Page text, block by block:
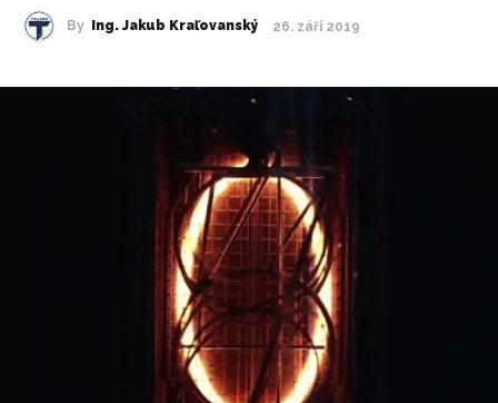
By Ing. Jakub Kraľovanský 26. září 2019